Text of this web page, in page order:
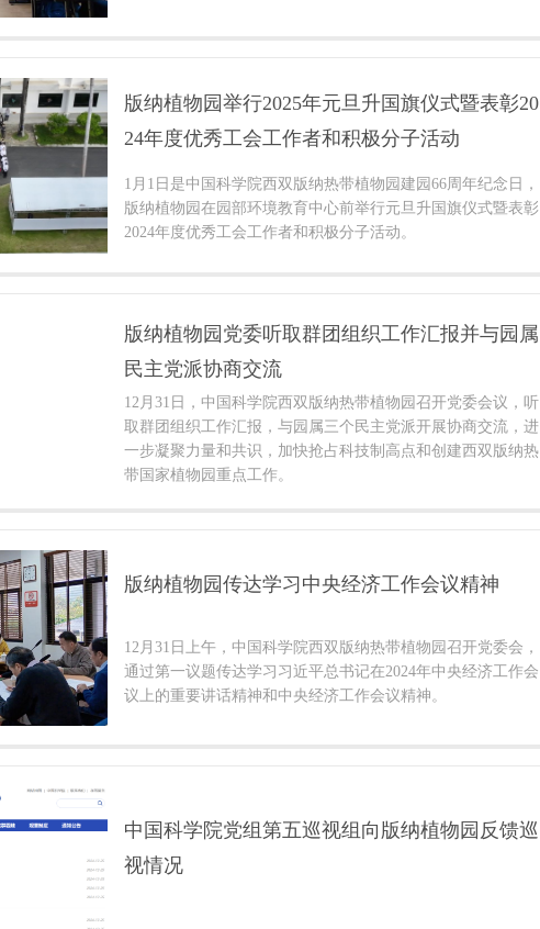
版纳植物园举行2025年元旦升国旗仪式暨表彰20
24年度优秀工会工作者和积极分子活动
1月1日是中国科学院西双版纳热带植物园建园66周年纪念日，
版纳植物园在园部环境教育中心前举行元旦升国旗仪式暨表彰
2024年度优秀工会工作者和积极分子活动。
版纳植物园党委听取群团组织工作汇报并与园属
民主党派协商交流
12月31日，中国科学院西双版纳热带植物园召开党委会议，听
取群团组织工作汇报，与园属三个民主党派开展协商交流，进
一步凝聚力量和共识，加快抢占科技制高点和创建西双版纳热
带国家植物园重点工作。
版纳植物园传达学习中央经济工作会议精神
12月31日上午，中国科学院西双版纳热带植物园召开党委会，
通过第一议题传达学习习近平总书记在2024年中央经济工作会
议上的重要讲话精神和中央经济工作会议精神。
中国科学院党组第五巡视组向版纳植物园反馈巡
视情况